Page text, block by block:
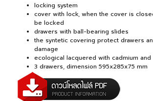
locking system
cover with lock, when the cover is
be locked
drawers with ball-bearing slides
the syntetic covering protect drawers
damage
ecological lacquered with cadmium
3 drawers, dimension 595x285x75 mm